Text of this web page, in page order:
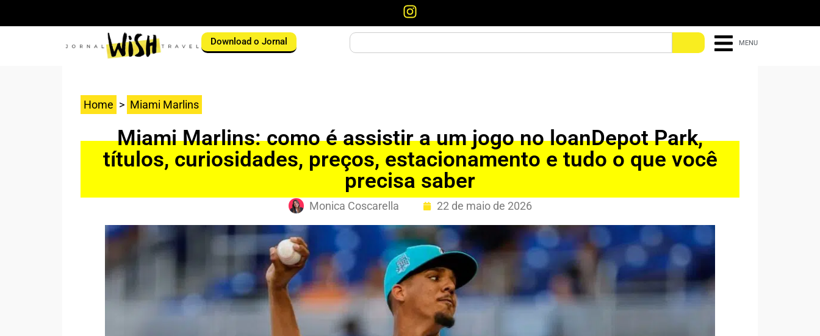
Download o Jornal MENU
Home > Miami Marlins
Miami Marlins: como é assistir a um jogo no loanDepot Park,
títulos, curiosidades, preços, estacionamento e tudo o que você
precisa saber
Monica Coscarella 22 de maio de 2026